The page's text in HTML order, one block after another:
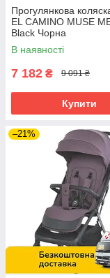
Прогулянкова
EL CAMINO MUSE
Black Чорна
В наявності
7 182 ₴ 9 091 ₴
Купити
–21%